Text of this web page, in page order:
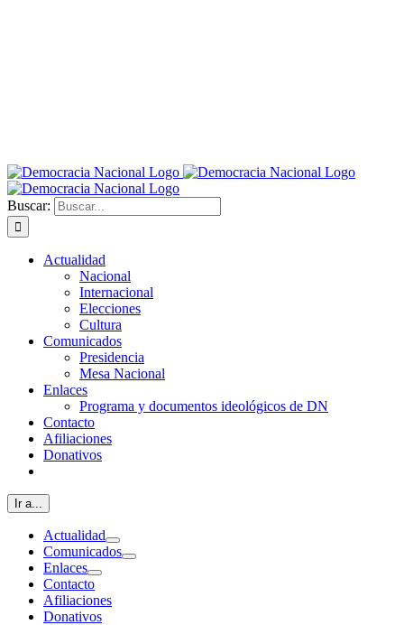
Buscar:
Actualidad
Nacional
Internacional
Elecciones
Cultura
Comunicados
Presidencia
Mesa Nacional
Enlaces
Programa y documentos ideológicos de DN
Contacto
Afiliaciones
Donativos
Ir a...
Actualidad
Comunicados
Enlaces
Contacto
Afiliaciones
Donativos